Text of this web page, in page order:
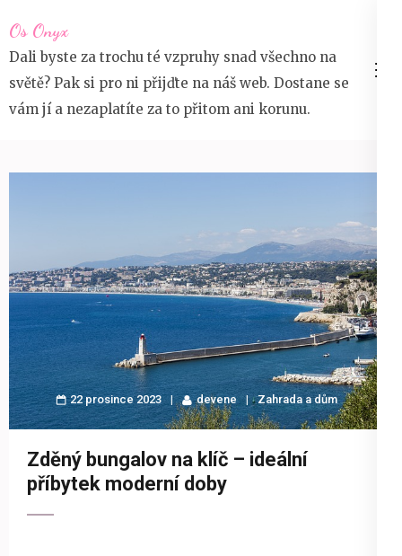
na
obsah
(stiskněte
Enter)
Os Onyx
Dali byste za trochu té vzpruhy snad všechno na
světě? Pak si pro ni přijďte na náš web. Dostane se
vám jí a nezaplatíte za to přitom ani korunu.
22 prosince 2023 devene Zahrada a dům
Zděný bungalov na klíč – ideální
příbytek moderní doby